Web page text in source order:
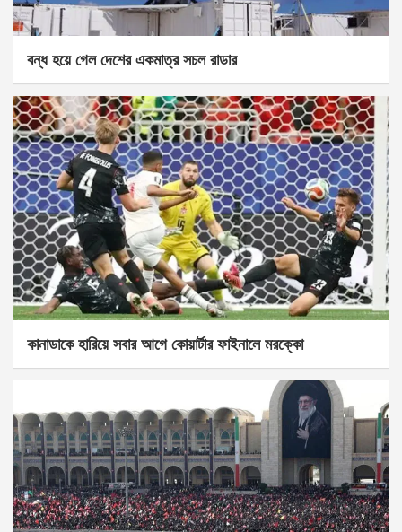
বন্ধ হয়ে গেল দেশের একমাত্র সচল রাডার
কানাডাকে হারিয়ে সবার আগে কোয়ার্টার ফাইনালে মরক্কো